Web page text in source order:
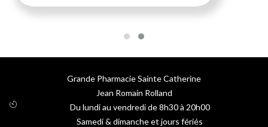
Grande Pharmacie Sainte Catherine
Jean Romain Rolland
Du lundi au vendredi de 8h30 à 20h00
Samedi & dimanche et jours fériés